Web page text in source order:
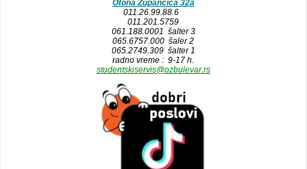
Otona Župančića 32a
011.26.99.88.6
011.201.5759
061.188.0001 šalter 3
065.6757.000 šaler 2
065.2749.309 šalter 1
radno vreme : 9-17 h.
studentskiservis@ozbulevar.rs